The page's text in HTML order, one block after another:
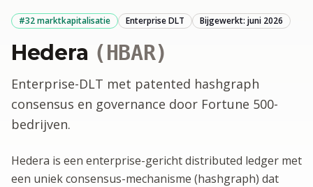
#32marktkapitalisatie Enterprise DLT Bijgewerkt: juni 2026
Hedera (HBAR)
Enterprise-DLT met patented hashgraph
consensus en governance door Fortune 500-
bedrijven.
Hedera is een enterprise-gericht distributed ledger met
een uniek consensus-mechanisme (hashgraph) dat